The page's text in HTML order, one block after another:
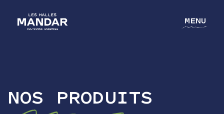
MENU
NOTRE GROUPE
NOS PRODUITS